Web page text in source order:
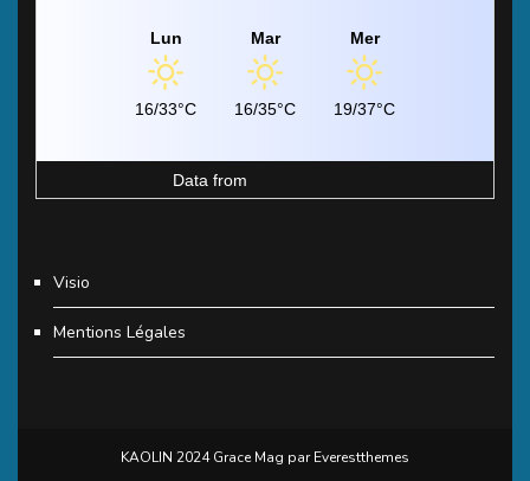
Lun
16/33°C
Mar
16/35°C
Mer
19/37°C
Data from
Visio
Mentions Légales
KAOLIN 2024 Grace Mag parEverestthemes